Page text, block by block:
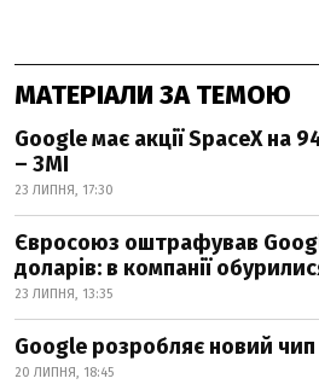
МАТЕРІАЛИ ЗА ТЕМОЮ
Google має акції SpaceX на
– ЗМІ
23 ЛИПНЯ, 17:30
Євросоюз оштрафував
доларів: в компанії
23 ЛИПНЯ, 13:35
Google розробляє новий
20 ЛИПНЯ, 18:45